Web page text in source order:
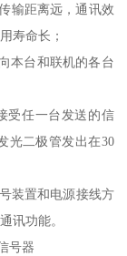
输距离远，通讯效
寿命长；
本台和联机的各台
任一台发送的信
光二极管发出在30
装置和电源接线方
讯功能。
号器